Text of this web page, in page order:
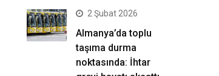
2 Şubat 2026
Almanya’da toplu
taşıma durma
noktasında: İhtar